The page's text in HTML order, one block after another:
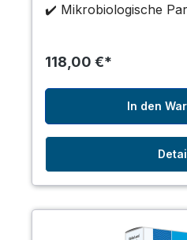
✔️ Mikrobiologische
118,00 €*
In den